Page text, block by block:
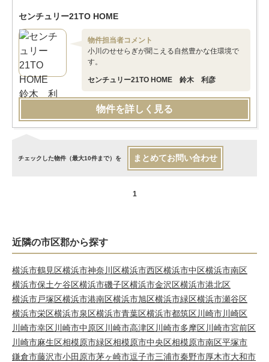
センチュリー21TO HOME
物件担当者コメント
小川のせせらぎが聞こえる自然豊かな住環境で
す。
センチュリー21TO HOME 鈴木 利彦
物件を詳しく見る
チェックした物件（最大10件まで）を まとめてお問い合わせ
1
近隣の市区郡から探す
横浜市鶴見区横浜市神奈川区横浜市西区横浜市中区横浜市南区
横浜市保土ケ谷区横浜市磯子区横浜市金沢区横浜市港北区
横浜市戸塚区横浜市港南区横浜市旭区横浜市緑区横浜市瀬谷区
横浜市栄区横浜市泉区横浜市青葉区横浜市都筑区川崎市川崎区
川崎市幸区川崎市中原区川崎市高津区川崎市多摩区川崎市宮前区
川崎市麻生区相模原市緑区相模原市中央区相模原市南区平塚市
鎌倉市藤沢市小田原市茅ヶ崎市逗子市三浦市秦野市厚木市大和市